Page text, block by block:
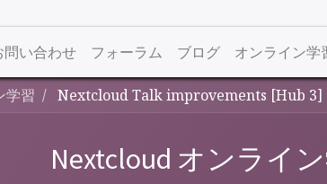
問い合わせ フォーラム ブログ オンライン学
学習 Nextcloud Talk improvements [Hub 3]
Nextcloud オンライ